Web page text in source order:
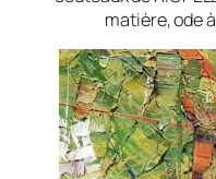
matière, ode